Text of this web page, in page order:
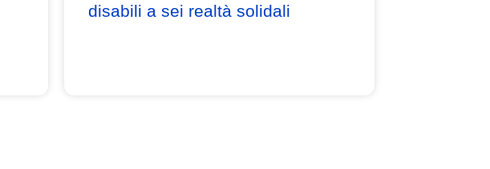
disabili a sei realtà solidali